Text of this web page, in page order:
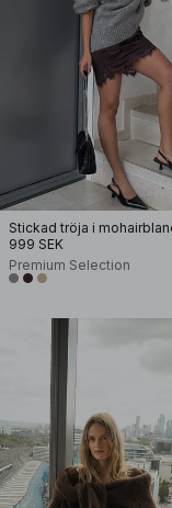
999 SEK
Premium Selection